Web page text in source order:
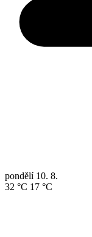
pondělí 10. 8.
32 °C 17 °C